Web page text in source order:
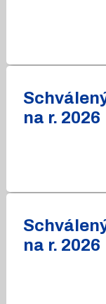
na r. 2026
na r. 2026